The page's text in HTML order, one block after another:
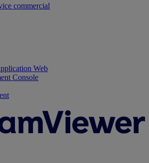
commercial
Web
Console